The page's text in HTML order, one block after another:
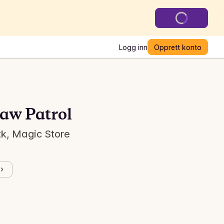
Logg inn Opprett konto
Patrol
Magic Store